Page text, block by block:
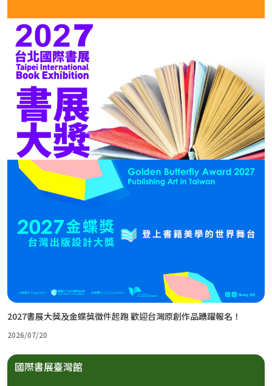
2027書展大獎及金蝶獎徵件起跑 歡迎台灣原創作品踴躍報名！
2026/07/20
國際書展臺灣館